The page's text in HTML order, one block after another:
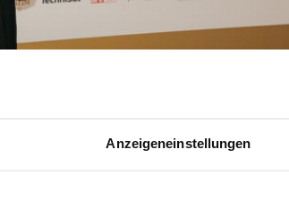
Anzeigeneinstellungen